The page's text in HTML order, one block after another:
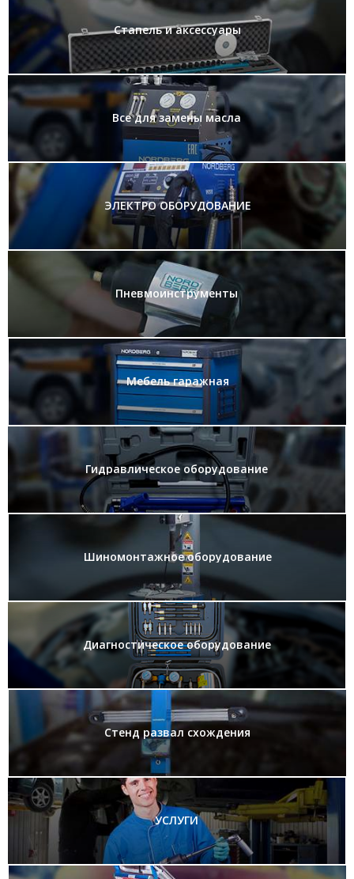
Стапель и аксессуары
Все для замены масла
ЭЛЕКТРО ОБОРУДОВАНИЕ
Пневмоинструменты
Мебель гаражная
Гидравлическое оборудование
Шиномонтажное оборудование
Диагностическое оборудование
Стенд развал схождения
УСЛУГИ